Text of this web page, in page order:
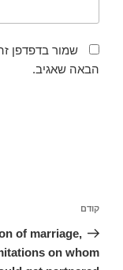
שמור בדפדפן
הבאה שאגיב.
הפוסט
הקודם
קודם
of marriage,
on whom